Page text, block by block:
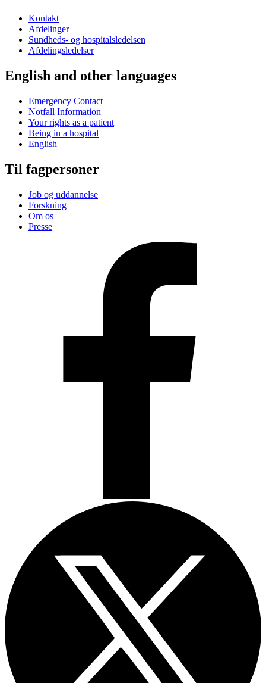
Kontakt
Afdelinger
Sundheds- og hospitalsledelsen
Afdelingsledelser
English and other languages
Emergency Contact
Notfall Information
Your rights as a patient
Being in a hospital
English
Til fagpersoner
Job og uddannelse
Forskning
Om os
Presse